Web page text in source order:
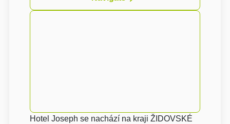
Hotel Joseph se nachází na kraji ŽIDOVSKÉ